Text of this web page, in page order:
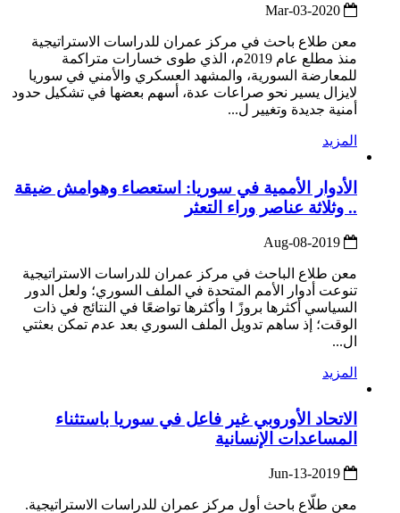
معن طلاع باحث في مركز عمران للدراسات الاستراتيجية
منذ مطلع عام 2019م، الذي طوى خسارات متراكمة
للمعارضة السورية، والمشهد العسكري والأمني في سوريا
لايزال يسير نحو صراعات عدة، أسهم بعضها في تشكيل حدود
أمنية جديدة وتغيير ل...
المزيد
الأدوار الأممية في سوريا: استعصاء وهوامش ضيقة
.. وثلاثة عناصر وراء التعثر
معن طلاع الباحث في مركز عمران للدراسات الاستراتيجية
تنوعت أدوار الأمم المتحدة في الملف السوري؛ ولعل الدور
السياسي أكثرها بروزً ا وأكثرها تواضعًا في النتائج في ذات
الوقت؛ إذ ساهم تدويل الملف السوري بعد عدم تمكن بعثتي
ال...
المزيد
الاتحاد الأوروبي غير فاعل في سوريا باستثناء
المساعدات الإنسانية
معن طلّاع باحث أول مركز عمران للدراسات الاستراتيجية.